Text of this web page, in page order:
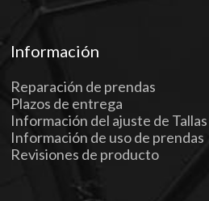
Información
Reparación de prendas
Plazos de entrega
Información del ajuste de Tallas
Información de uso de prendas
Revisiones de producto